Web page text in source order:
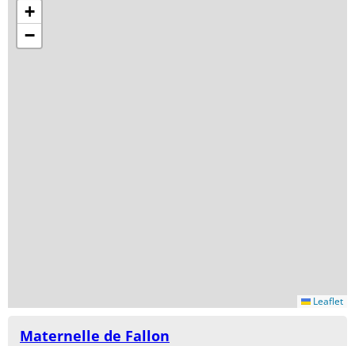
+
−
Leaflet
Maternelle de Fallon